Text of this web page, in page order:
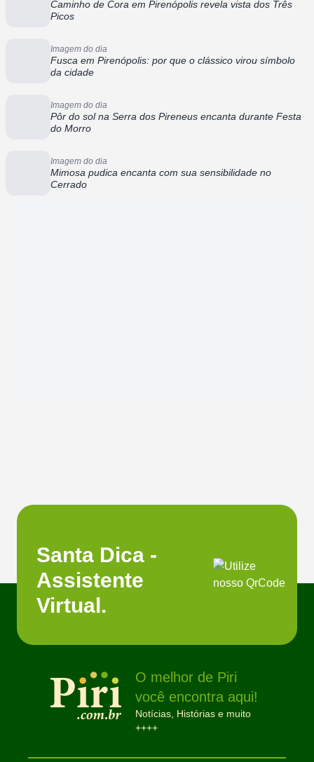
Caminho de Cora em Pirenópolis revela vista dos Três
Picos
Imagem do dia
Fusca em Pirenópolis: por que o clássico virou símbolo
da cidade
Imagem do dia
Pôr do sol na Serra dos Pireneus encanta durante Festa
do Morro
Imagem do dia
Mimosa pudica encanta com sua sensibilidade no
Cerrado
Santa Dica -
Assistente
Virtual.
O melhor de Piri
você encontra aqui!
Notícias, Histórias e muito
++++